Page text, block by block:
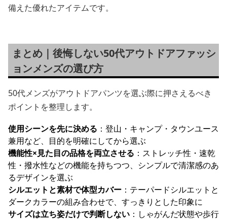
備えた優れたアイテムです。
まとめ｜後悔しない50代アウトドアファッシ
ョンメンズの選び方
50代メンズがアウトドアパンツを選ぶ際に押さえるべき
ポイントを整理します。
使用シーンを先に決める ：登山・キャンプ・タウンユース
兼用など、目的を明確にしてから選ぶ
機能性×見た目の品格を両立させる ：ストレッチ性・速乾
性・撥水性などの機能を持ちつつ、シンプルで清潔感のあ
るデザインを選ぶ
シルエットと素材で体型カバー ：テーパードシルエットと
ダークカラーの組み合わせで、すっきりとした印象に
サイズは立ち姿だけで判断しない ：しゃがんだ状態や歩行